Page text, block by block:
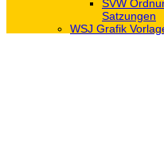
SVW
Satzungen
WSJ Grafik